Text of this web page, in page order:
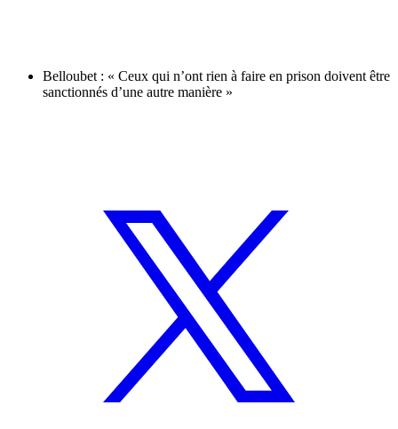
Belloubet : « Ceux qui n’ont rien à faire en prison doivent être
sanctionnés d’une autre manière »